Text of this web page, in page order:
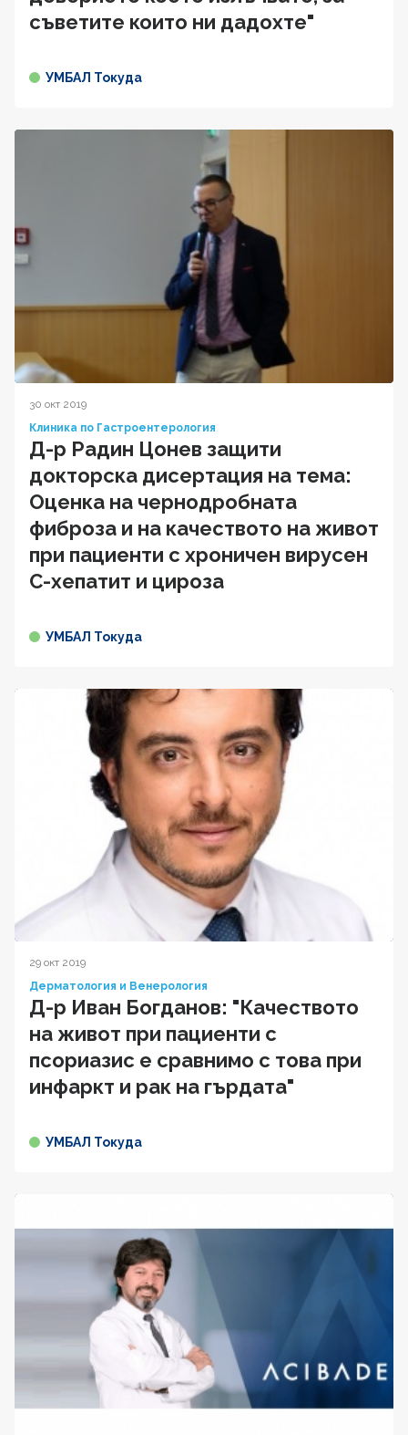
съветите които ни дадохте"
УМБАЛ Токуда
30 окт 2019
Клиника по Гастроентерология
Д-р Радин Цонев защити
докторска дисертация на тема:
Оценка на чернодробната
фиброза и на качеството на живот
при пациенти с хроничен вирусен
C-хепатит и цироза
УМБАЛ Токуда
29 окт 2019
Дерматология и Венерология
Д-р Иван Богданов: "Качеството
на живот при пациенти с
псориазис е сравнимо с това при
инфаркт и рак на гърдата"
УМБАЛ Токуда